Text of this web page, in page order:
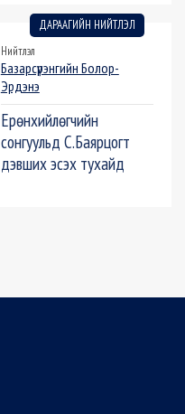
ДАРААГИЙН НИЙТЛЭЛ
Нийтлэл
Базарсүрэнгийн Болор-
Эрдэнэ
Ерөнхийлөгчийн
сонгуульд С.Баярцогт
дэвших эсэх тухайд